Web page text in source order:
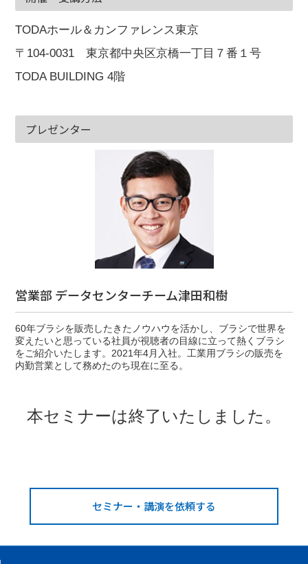
TODAホール＆カンファレンス東京
〒104-0031 東京都中央区京橋一丁目７番１号
TODA BUILDING 4階
プレゼンター
営業部 データセンターチーム津田和樹
60年ブラシを販売したきたノウハウを活かし、ブラシで世界を
変えたいと思っている社員が視聴者の目線に立って熱くブラシ
をご紹介いたします。2021年4月入社。工業用ブラシの販売を
内勤営業として務めたのち現在に至る。
本セミナーは終了いたしました。
セミナー・講演を依頼する